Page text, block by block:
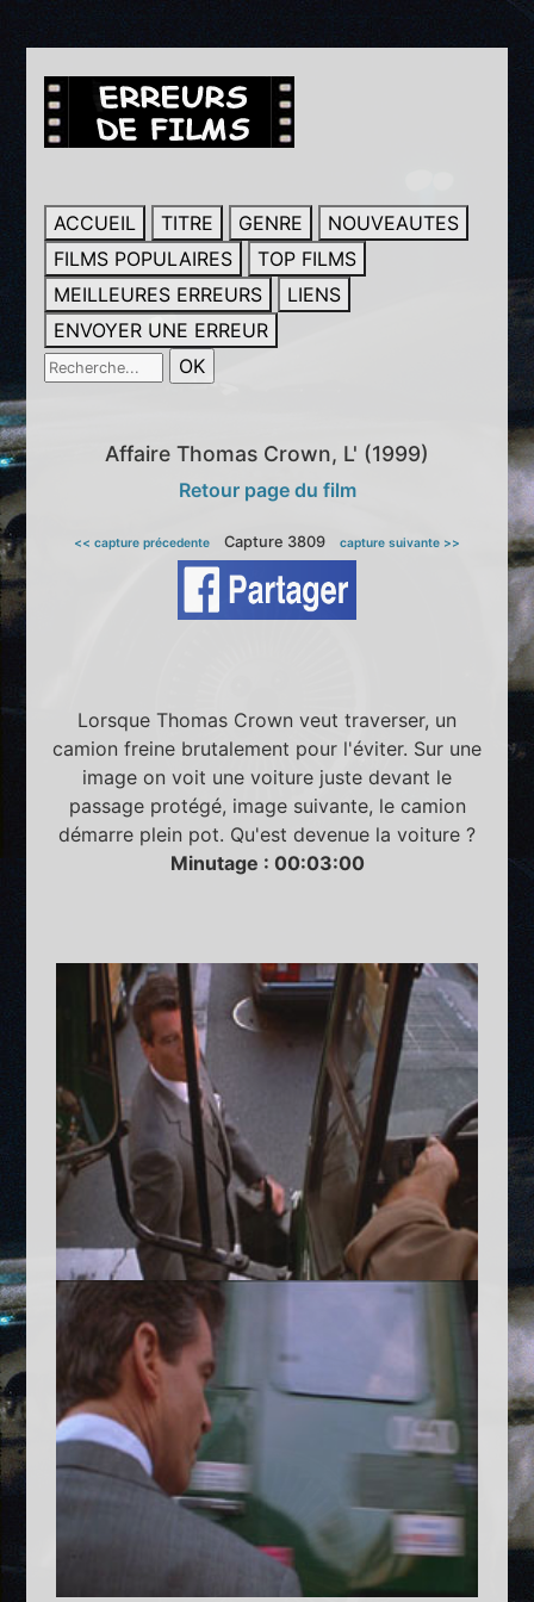
ACCUEIL TITRE GENRE
NOUVEAUTES
FILMS POPULAIRES
TOP FILMS
MEILLEURES ERREURS
LIENS
ENVOYER UNE ERREUR
Affaire Thomas Crown, L' (1999)
Retour page du film
<< capture précedente Capture 3809 capture suivante >>
Lorsque Thomas Crown veut traverser, un
camion freine brutalement pour l'éviter. Sur une
image on voit une voiture juste devant le
passage protégé, image suivante, le camion
démarre plein pot. Qu'est devenue la voiture ?
Minutage : 00:03:00